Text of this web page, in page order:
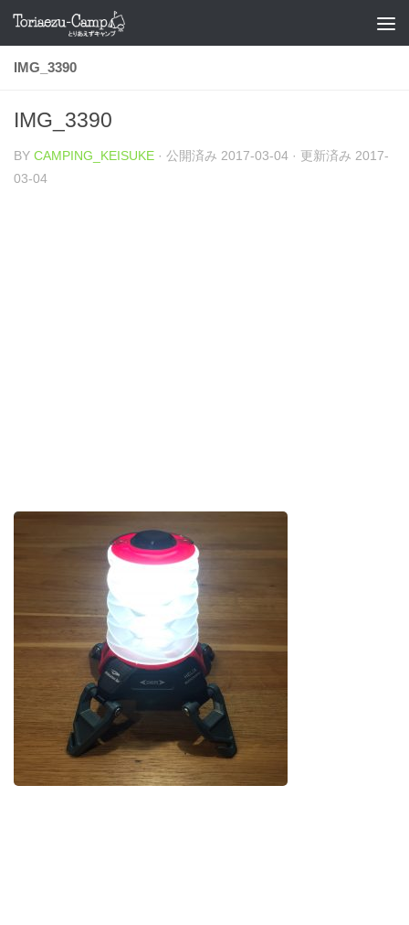
コンテンツへスキップ
IMG_3390
IMG_3390
BY CAMPING_KEISUKE · 公開済み 2017-03-04 · 更新済み 2017-
03-04